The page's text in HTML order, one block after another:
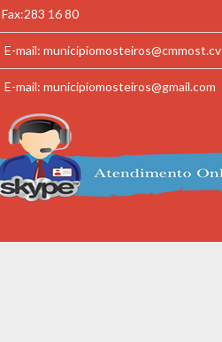
Fax:283 16 80
E-mail: municipiomosteiros@cmmost.cv
E-mail: municipiomosteiros@gmail.com